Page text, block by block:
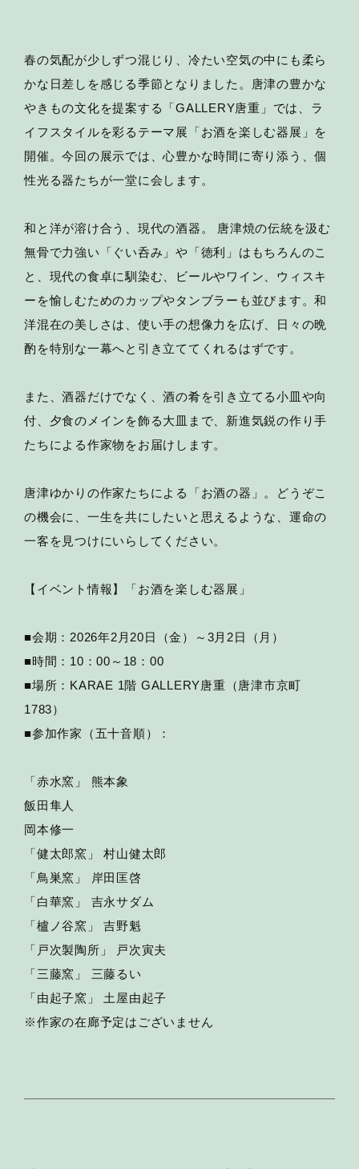
春の気配が少しずつ混じり、冷たい空気の中にも柔ら
かな日差しを感じる季節となりました。唐津の豊かな
やきもの文化を提案する「GALLERY唐重」では、ラ
イフスタイルを彩るテーマ展「お酒を楽しむ器展」を
開催。今回の展示では、心豊かな時間に寄り添う、個
性光る器たちが一堂に会します。
和と洋が溶け合う、現代の酒器。 唐津焼の伝統を汲む
無骨で力強い「ぐい呑み」や「徳利」はもちろんのこ
と、現代の食卓に馴染む、ビールやワイン、ウィスキ
ーを愉しむためのカップやタンブラーも並びます。和
洋混在の美しさは、使い手の想像力を広げ、日々の晩
酌を特別な一幕へと引き立ててくれるはずです。
また、酒器だけでなく、酒の肴を引き立てる小皿や向
付、夕食のメインを飾る大皿まで、新進気鋭の作り手
たちによる作家物をお届けします。
唐津ゆかりの作家たちによる「お酒の器」。どうぞこ
の機会に、一生を共にしたいと思えるような、運命の
一客を見つけにいらしてください。
【イベント情報】「お酒を楽しむ器展」
■会期：2026年2月20日（金）～3月2日（月）
■時間：10：00～18：00
■場所：KARAE 1階 GALLERY唐重（唐津市京町
1783）
■参加作家（五十音順）：
「赤水窯」 熊本象
飯田隼人
岡本修一
「健太郎窯」 村山健太郎
「鳥巣窯」 岸田匡啓
「白華窯」 吉永サダム
「櫨ノ谷窯」 吉野魁
「戸次製陶所」 戸次寅夫
「三藤窯」 三藤るい
「由起子窯」 土屋由起子
※作家の在廊予定はございません